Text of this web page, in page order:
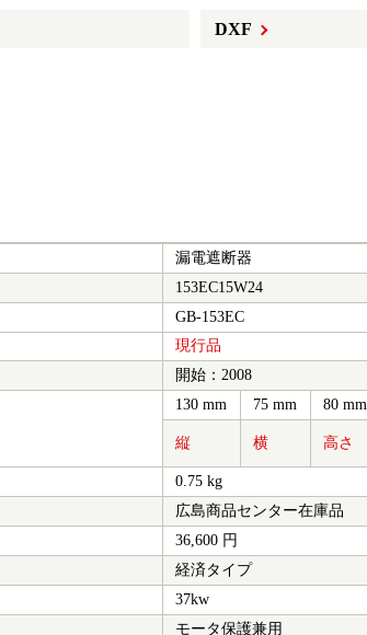
DXF
漏電遮断器
153EC15W24
GB-153EC
現行品
開始：2008
130 mm 75 mm 80 mm
縦 横 高さ
0.75 kg
広島商品センター在庫品
36,600 円
経済タイプ
37kw
モータ保護兼用